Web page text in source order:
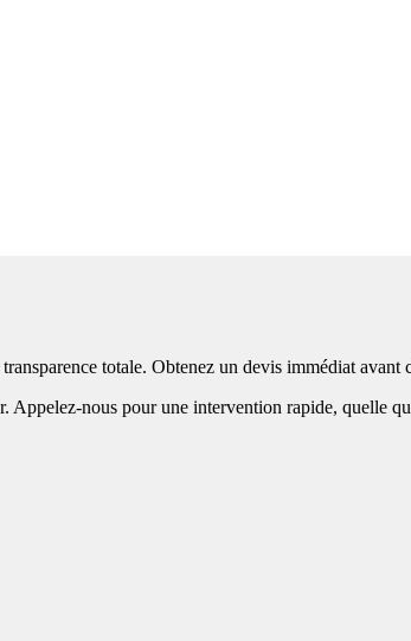
totale. Obtenez un devis immédiat avant
nous pour une intervention rapide, quelle